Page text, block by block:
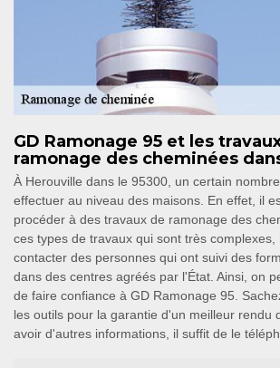
GD Ramonage 95 et les
ramonage des cheminées
À Herouville dans le 95300, un certain
effectuer au niveau des maisons. En effet, il
procéder à des travaux de ramonage des
ces types de travaux qui sont très complexes,
contacter des personnes qui ont suivi des
dans des centres agréés par l'État. Ainsi, on
de faire confiance à GD Ramonage 95.
les outils pour la garantie d'un meilleur rendu
avoir d'autres informations, il suffit de le